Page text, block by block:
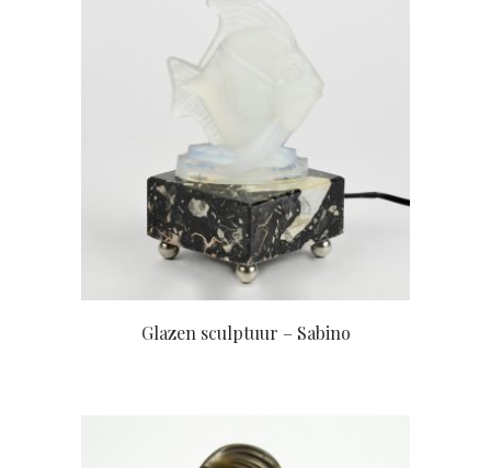
Glazen sculptuur – Sabino